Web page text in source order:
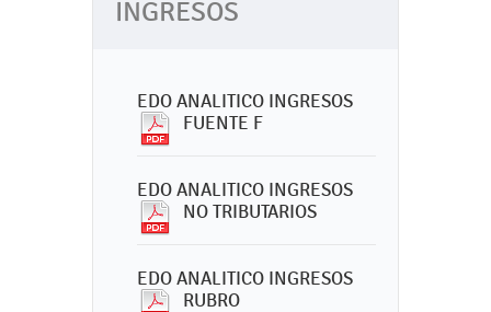
INGRESOS
EDO ANALITICO INGRESOS
FUENTE F
EDO ANALITICO INGRESOS
NO TRIBUTARIOS
EDO ANALITICO INGRESOS
RUBRO